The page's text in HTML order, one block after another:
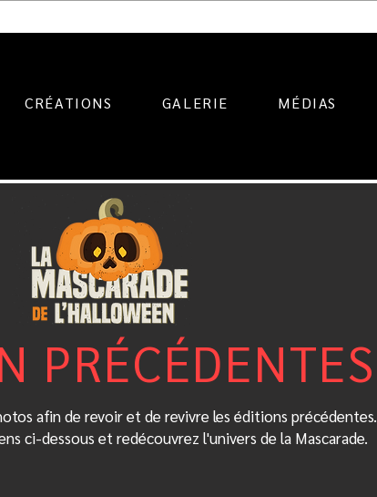
CRÉATIONS GALERIE MÉDIAS
PRÉCÉDENTES
afin de revoir et de revivre les éditions précédentes.
ci-dessous et redécouvrez l'univers de la Mascarade.